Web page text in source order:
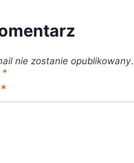
nie zostanie opublikowany.
*
*